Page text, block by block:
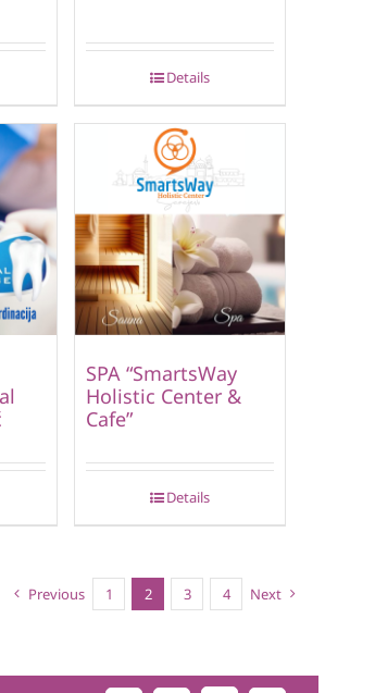
Details
SPA “SmartsWay
Holistic Center &
Cafe”
Details
Previous 1 2 3 4 Next